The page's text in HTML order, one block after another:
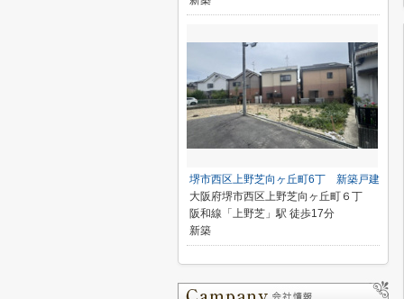
堺市西区上野芝向ヶ丘町6丁 新築戸建
大阪府堺市西区上野芝向ヶ丘町６丁
阪和線「上野芝」駅 徒歩17分
新築